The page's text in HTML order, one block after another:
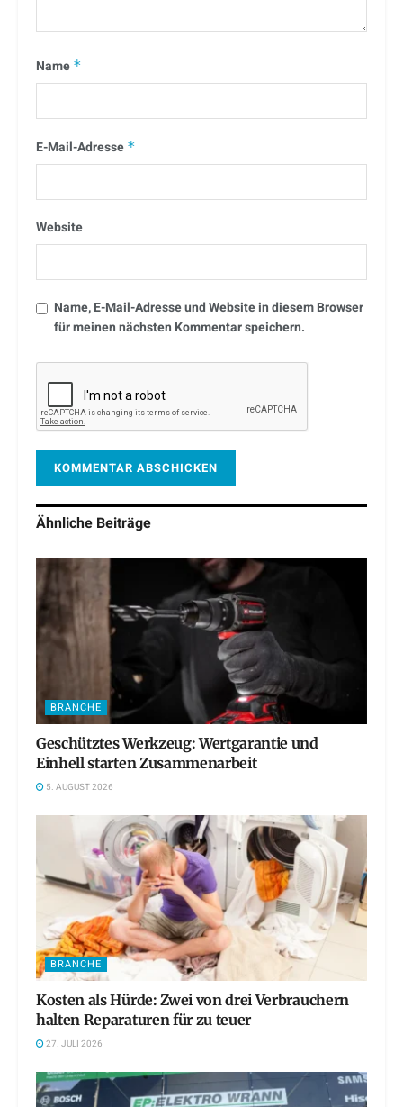
Name *
E-Mail-Adresse *
Website
Name, E-Mail-Adresse und Website in diesem Browser
für meinen nächsten Kommentar speichern.
Ähnliche Beiträge
BRANCHE
Geschütztes Werkzeug: Wertgarantie und
Einhell starten Zusammenarbeit
5. AUGUST 2026
BRANCHE
Kosten als Hürde: Zwei von drei Verbrauchern
halten Reparaturen für zu teuer
27. JULI 2026